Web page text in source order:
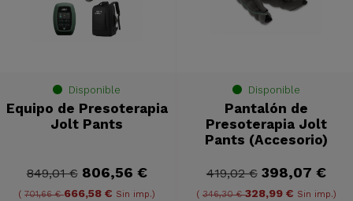
Disponible
Equipo de Presoterapia
Jolt Pants
849,01 € 806,56 €
(701,66 €666,58 € Sin imp.)
Disponible
Pantalón de
Presoterapia Jolt
Pants (Accesorio)
419,02 € 398,07 €
( 346,30 €328,99 € Sin imp.)